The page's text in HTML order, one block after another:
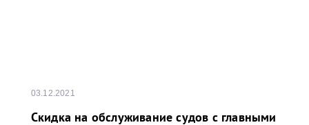
03.12.2021
Скидка на обслуживание судов с главными